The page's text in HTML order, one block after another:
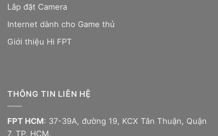
Lắp đặt Camera
Internet dành cho Game thủ
Giới thiệu Hi FPT
THÔNG TIN LIÊN HỆ
FPT HCM: 37-39A, đường 19, KCX Tân Thuận, Quận
7, TP. HCM.